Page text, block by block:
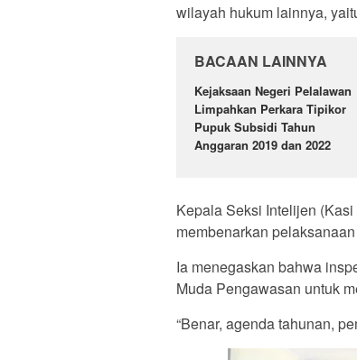
wilayah hukum lainnya,
BACAAN LAINNYA
Kejaksaan Negeri Pelalawan
Limpahkan Perkara Tipikor
Pupuk Subsidi Tahun
Anggaran 2019 dan 2022
Kepala Seksi Intelijen
membenarkan
Ia menegaskan bahwa
Muda Pengawasan untuk
“Benar, agenda tahunan,